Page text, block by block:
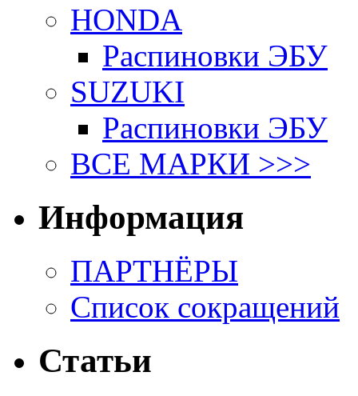
HONDA
Распиновки ЭБУ
SUZUKI
Распиновки ЭБУ
ВСЕ МАРКИ >>>
Информация
ПАРТНЁРЫ
Список сокращений
Статьи